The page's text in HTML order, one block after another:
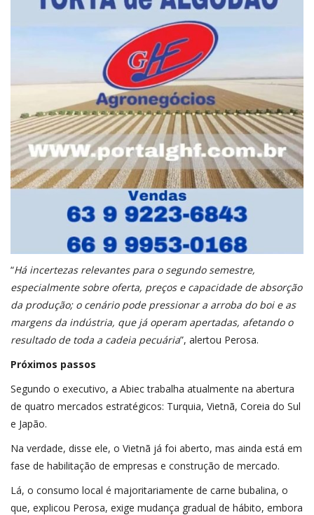
“Há incertezas relevantes para o segundo semestre,
especialmente sobre oferta, preços e capacidade de absorção
da produção; o cenário pode pressionar a arroba do boi e as
margens da indústria, que já operam apertadas, afetando o
resultado de toda a cadeia pecuária”, alertou Perosa.
Próximos passos
Segundo o executivo, a Abiec trabalha atualmente na abertura
de quatro mercados estratégicos: Turquia, Vietnã, Coreia do Sul
e Japão.
Na verdade, disse ele, o Vietnã já foi aberto, mas ainda está em
fase de habilitação de empresas e construção de mercado.
Lá, o consumo local é majoritariamente de carne bubalina, o
que, explicou Perosa, exige mudança gradual de hábito, embora